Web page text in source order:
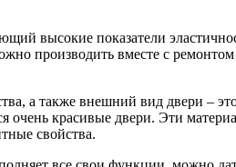
высокие показатели
производить вместе с
а также внешний вид двери –
красивые двери. Эти
свойства.